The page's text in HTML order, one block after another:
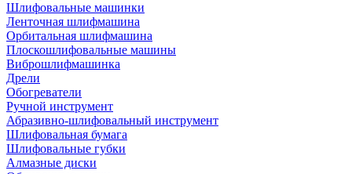
Шлифовальные машинки
Ленточная шлифмашина
Орбитальная шлифмашина
Плоскошлифовальные машины
Виброшлифмашинка
Дрели
Обогреватели
Ручной инструмент
Абразивно-шлифовальный инструмент
Шлифовальная бумага
Шлифовальные губки
Алмазные диски